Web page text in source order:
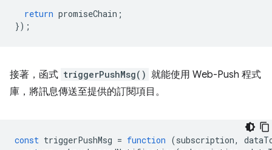
return promiseChain ;
});
接著，函式 triggerPushMsg() 就能使用 Web-Push 程式
庫，將訊息傳送至提供的訂閱項目。
const triggerPushMsg = function (subscription,